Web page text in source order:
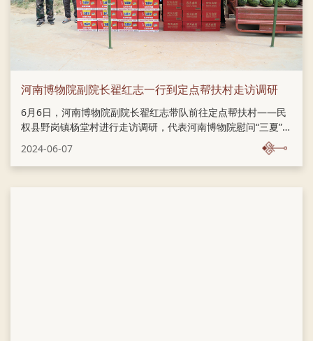
河南博物院副院长翟红志一行到定点帮扶村走访调研
6月6日，河南博物院副院长翟红志带队前往定点帮扶村——民
权县野岗镇杨堂村进行走访调研，代表河南博物院慰问“三夏”生
产和防火值班工作一线人员。院驻村工作队、财务处、组织人
事处相关工作人员陪同调研。 在杨堂村综合文化服务中心，翟
红志重点检查了杨堂村“五星”支部创建工作，并同村委与帮扶工
作队进行了座谈交流，认真听取了在驻村工作中，遇到的问
2024-06-07